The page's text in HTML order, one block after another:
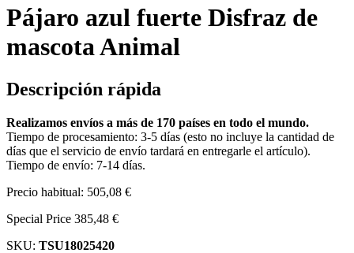
Pájaro azul fuerte Disfraz de
mascota Animal
Descripción rápida
Realizamos envíos a más de 170 países en todo el mundo.
Tiempo de procesamiento: 3-5 días (esto no incluye la cantidad de
días que el servicio de envío tardará en entregarle el artículo).
Tiempo de envío: 7-14 días.
Precio habitual: 505,08 €
Special Price 385,48 €
SKU: TSU18025420